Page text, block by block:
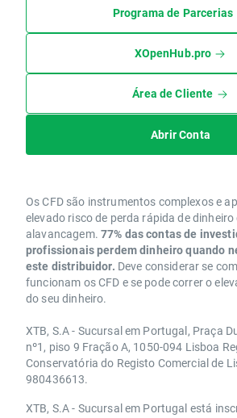
Programa de Parcerias
XOpenHub.pro
Área de Cliente
Abrir Conta
Os CFD são instrumentos complexos e
elevado risco de perda rápida de
alavancagem. 77% das contas de
profissionais perdem dinheiro quando
este distribuidor. Deve considerar se
funcionam os CFD e se pode correr o
do seu dinheiro.
XTB, S.A - Sucursal em Portugal, Praça
nº1, piso 9 Fração A, 1050-094 Lisboa
Conservatória do Registo Comercial de
980436613.
XTB, S.A - Sucursal em Portugal está